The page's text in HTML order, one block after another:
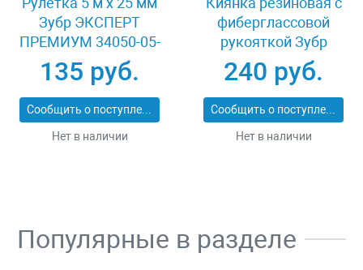
Зубр ЭКСПЕРТ
ПРЕМИУМ 34050-05-
25_z01
135 руб.
Сообщить о поступлении
Нет в наличии
фиберглассовой
рукояткой Зубр
ЭКСПЕРТ 2053-
60_z01
240 руб.
Сообщить о поступлении
Нет в наличии
Популярные в разделе